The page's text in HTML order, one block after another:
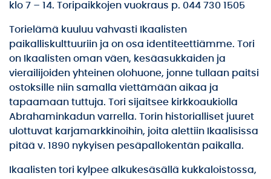
klo 7 – 14. Toripaikkojen vuokraus p. 044 730 1505
Torielämä kuuluu vahvasti Ikaalisten
paikalliskulttuuriin ja on osa identiteettiämme. Tori
on Ikaalisten oman väen, kesäasukkaiden ja
vierailijoiden yhteinen olohuone, jonne tullaan paitsi
ostoksille niin samalla viettämään aikaa ja
tapaamaan tuttuja. Tori sijaitsee kirkkoaukiolla
Abrahaminkadun varrella. Torin historialliset juuret
ulottuvat karjamarkkinoihin, joita alettiin Ikaalisissa
pitää v. 1890 nykyisen pesäpallokentän paikalla.
Ikaalisten tori kylpee alkukesäsällä kukkaloistossa,